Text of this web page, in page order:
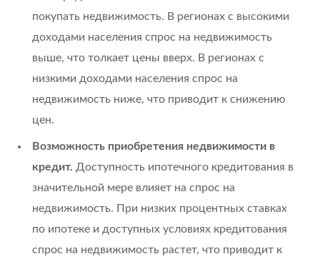
покупать недвижимость. В регионах с высокими
доходами населения спрос на недвижимость
выше, что толкает цены вверх. В регионах с
низкими доходами населения спрос на
недвижимость ниже, что приводит к снижению
цен.
Возможность приобретения недвижимости в
кредит. Доступность ипотечного кредитования в
значительной мере влияет на спрос на
недвижимость. При низких процентных ставках
по ипотеке и доступных условиях кредитования
спрос на недвижимость растет, что приводит к